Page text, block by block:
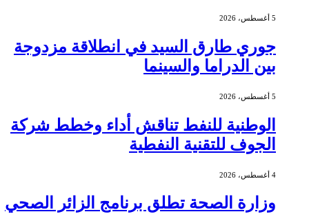
جوري طارق السيد في انطلاقة مزدوجة
بين الدراما والسينما
الوطنية للنفط تناقش أداء وخطط شركة
الجوف للتقنية النفطية
وزارة الصحة تطلق برنامج الزائر الصحي